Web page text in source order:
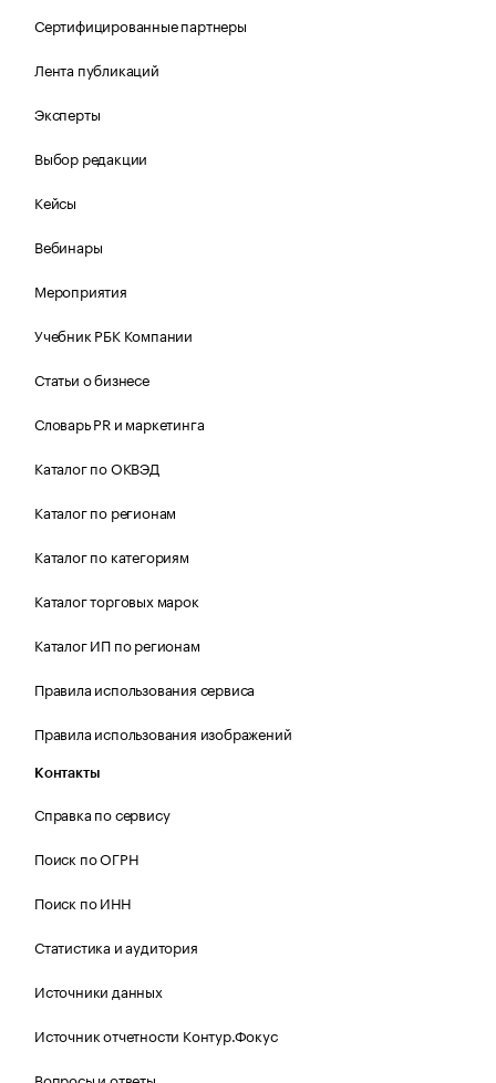
Сертифицированные партнеры
Лента публикаций
Эксперты
Выбор редакции
Кейсы
Вебинары
Мероприятия
Учебник РБК Компании
Статьи о бизнесе
Словарь PR и маркетинга
Каталог по ОКВЭД
Каталог по регионам
Каталог по категориям
Каталог торговых марок
Каталог ИП по регионам
Правила использования сервиса
Правила использования изображений
Контакты
Справка по сервису
Поиск по ОГРН
Поиск по ИНН
Статистика и аудитория
Источники данных
Источник отчетности Контур.Фокус